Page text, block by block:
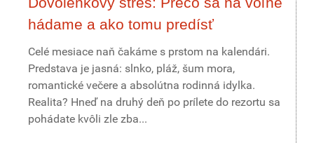
hádame a ako tomu predísť
Celé mesiace naň čakáme s prstom na kalendári.
Predstava je jasná: slnko, pláž, šum mora,
romantické večere a absolútna rodinná idylka.
Realita? Hneď na druhý deň po prílete do rezortu sa
pohádate kvôli zle zba...